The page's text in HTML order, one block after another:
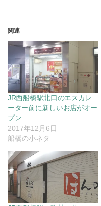
関連
JR西船橋駅北口のエスカレ
ーター前に新しいお店がオー
プン
2017年12月6日
船橋の小ネタ